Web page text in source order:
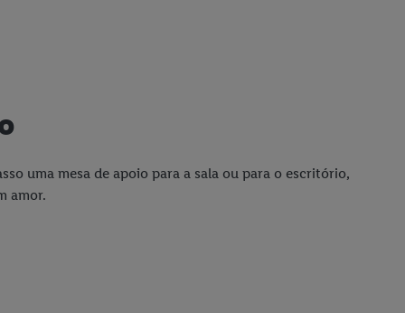
uma mesa de apoio para a sala ou para o escritório,
amor.